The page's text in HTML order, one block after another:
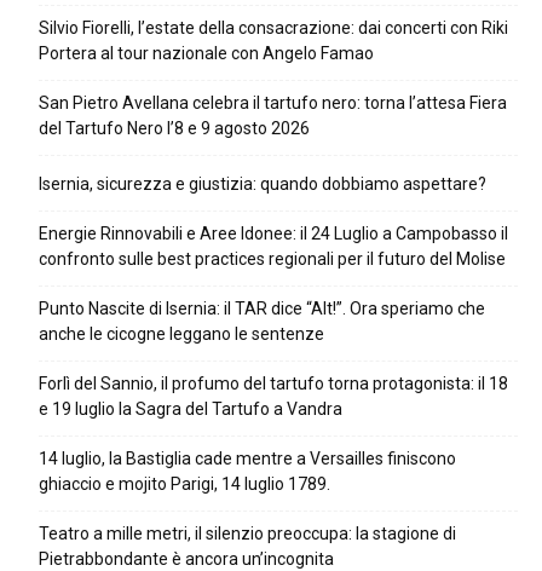
Silvio Fiorelli, l’estate della consacrazione: dai concerti con Riki
Portera al tour nazionale con Angelo Famao
San Pietro Avellana celebra il tartufo nero: torna l’attesa Fiera
del Tartufo Nero l’8 e 9 agosto 2026
Isernia, sicurezza e giustizia: quando dobbiamo aspettare?
Energie Rinnovabili e Aree Idonee: il 24 Luglio a Campobasso il
confronto sulle best practices regionali per il futuro del Molise
Punto Nascite di Isernia: il TAR dice “Alt!”. Ora speriamo che
anche le cicogne leggano le sentenze
Forlì del Sannio, il profumo del tartufo torna protagonista: il 18
e 19 luglio la Sagra del Tartufo a Vandra
14 luglio, la Bastiglia cade mentre a Versailles finiscono
ghiaccio e mojito Parigi, 14 luglio 1789.
Teatro a mille metri, il silenzio preoccupa: la stagione di
Pietrabbondante è ancora un’incognita